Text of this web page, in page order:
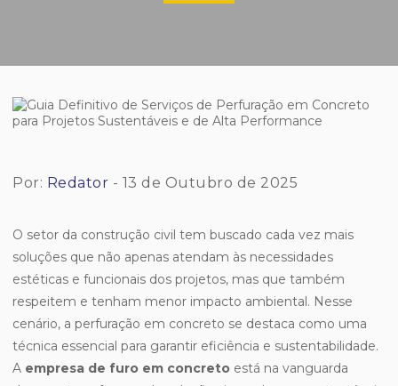
Por: Redator - 13 de Outubro de 2025
O setor da construção civil tem buscado cada vez mais
soluções que não apenas atendam às necessidades
estéticas e funcionais dos projetos, mas que também
respeitem e tenham menor impacto ambiental. Nesse
cenário, a perfuração em concreto se destaca como uma
técnica essencial para garantir eficiência e sustentabilidade.
A empresa de furo em concreto está na vanguarda